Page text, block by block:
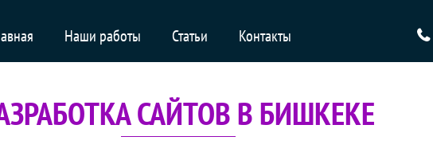
Наши работы Статьи Контакты
САЙТОВ В БИШКЕКЕ